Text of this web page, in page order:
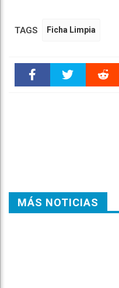
TAGS Ficha Limpia
MÁS NOTICIAS